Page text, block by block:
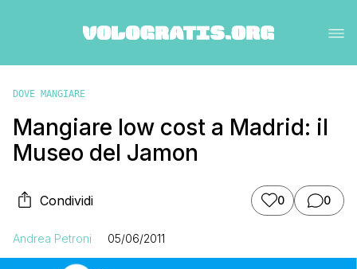
DOVE MANGIARE
Mangiare low cost a Madrid: il
Museo del Jamon
Condividi 0 0
Andrea Petroni 05/06/2011